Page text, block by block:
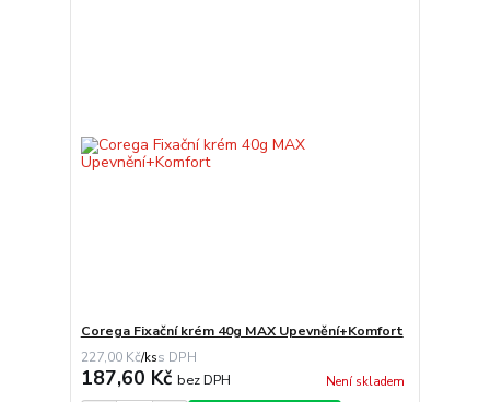
Corega Fixační krém 40g MAX Upevnění+Komfort
227,00 Kč/ks
187,60 Kč bez DPH Není skladem